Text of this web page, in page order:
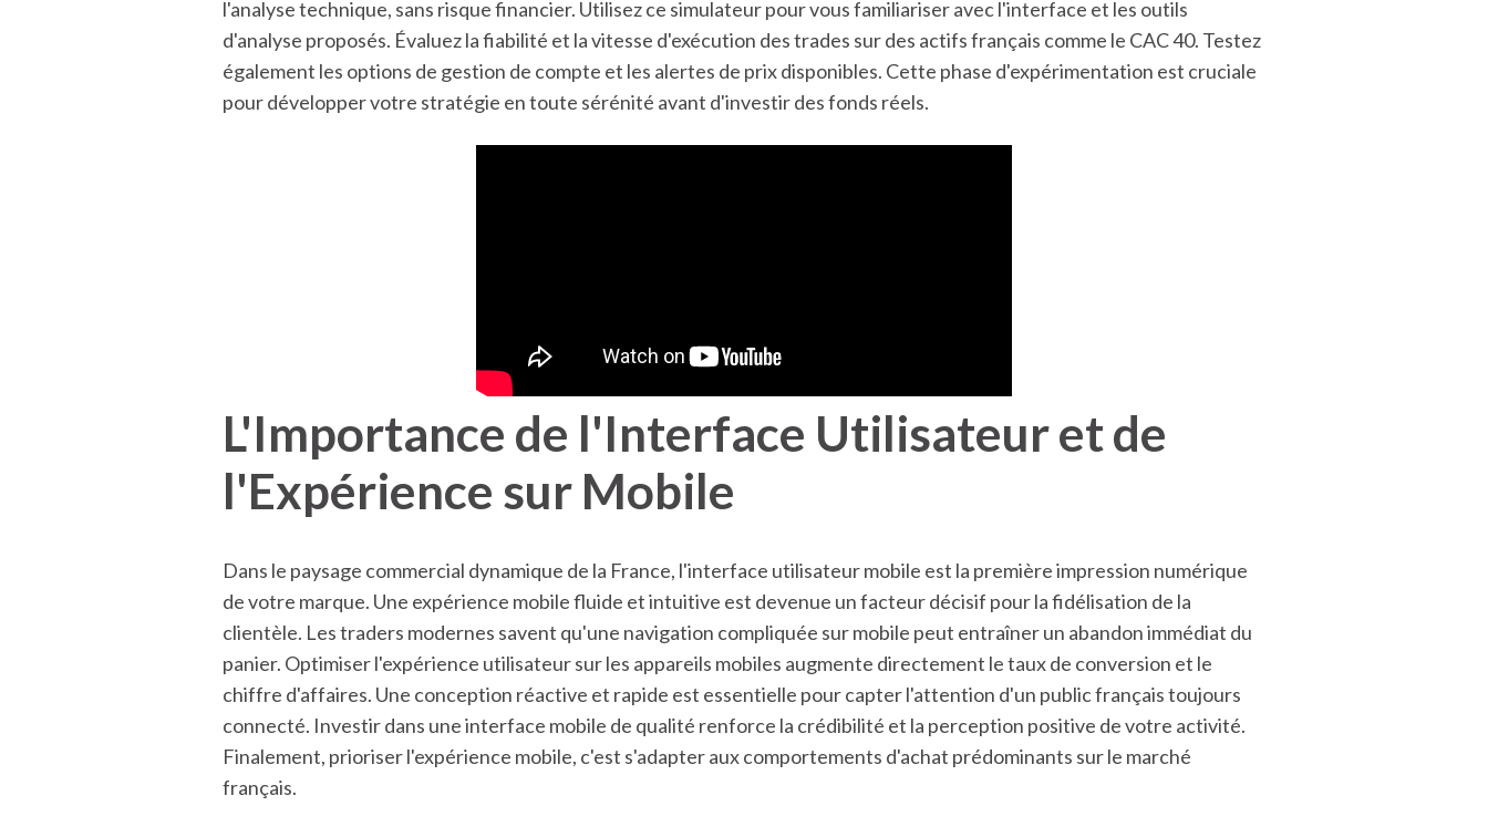
l'analyse technique, sans risque financier. Utilisez ce simulateur pour vous familiariser avec l'interface et les outils
d'analyse proposés. Évaluez la fiabilité et la vitesse d'exécution des trades sur des actifs français comme le CAC 40. Testez
également les options de gestion de compte et les alertes de prix disponibles. Cette phase d'expérimentation est cruciale
pour développer votre stratégie en toute sérénité avant d'investir des fonds réels.
L'Importance de l'Interface Utilisateur et de
l'Expérience sur Mobile
Dans le paysage commercial dynamique de la France, l'interface utilisateur mobile est la première impression numérique
de votre marque. Une expérience mobile fluide et intuitive est devenue un facteur décisif pour la fidélisation de la
clientèle. Les traders modernes savent qu'une navigation compliquée sur mobile peut entraîner un abandon immédiat du
panier. Optimiser l'expérience utilisateur sur les appareils mobiles augmente directement le taux de conversion et le
chiffre d'affaires. Une conception réactive et rapide est essentielle pour capter l'attention d'un public français toujours
connecté. Investir dans une interface mobile de qualité renforce la crédibilité et la perception positive de votre activité.
Finalement, prioriser l'expérience mobile, c'est s'adapter aux comportements d'achat prédominants sur le marché
français.